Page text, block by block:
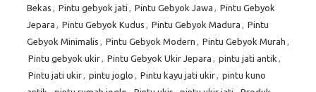
Bekas , Pintu gebyok jati , Pintu Gebyok Jawa , Pintu Gebyok
Jepara , Pintu Gebyok Kudus , Pintu Gebyok Madura , Pintu
Gebyok Minimalis , Pintu Gebyok Modern , Pintu Gebyok Murah ,
Pintu gebyok ukir, Pintu Gebyok Ukir Jepara , pintu jati antik ,
Pintu jati ukir, pintu joglo , Pintu kayu jati ukir, pintu kuno